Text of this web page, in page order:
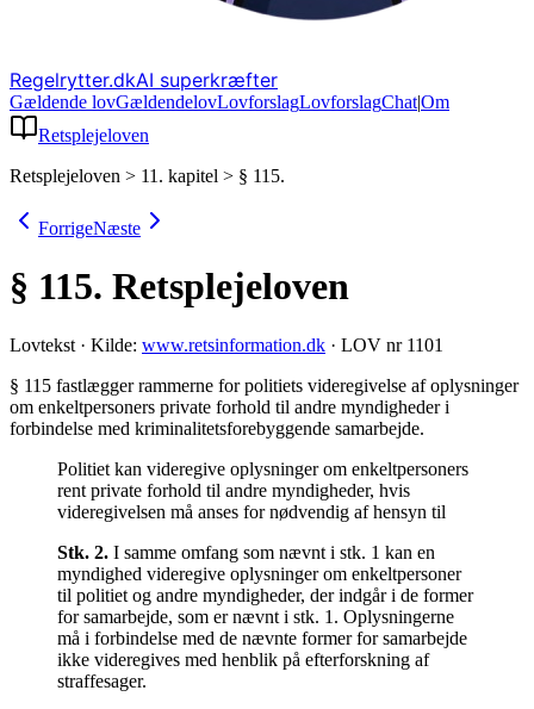
Regelrytter.dkAI superkræfter
Gældende lovGældendelovLovforslagLovforslagChat|Om
Retsplejeloven
Retsplejeloven > 11. kapitel > § 115.
ForrigeNæste
§ 115. Retsplejeloven
Lovtekst · Kilde: www.retsinformation.dk · LOV nr 1101
§ 115 fastlægger rammerne for politiets videregivelse af oplysninger
om enkeltpersoners private forhold til andre myndigheder i
forbindelse med kriminalitetsforebyggende samarbejde.
Politiet kan videregive oplysninger om enkeltpersoners
rent private forhold til andre myndigheder, hvis
videregivelsen må anses for nødvendig af hensyn til
Stk. 2. I samme omfang som nævnt i stk. 1 kan en
myndighed videregive oplysninger om enkeltpersoner
til politiet og andre myndigheder, der indgår i de former
for samarbejde, som er nævnt i stk. 1. Oplysningerne
må i forbindelse med de nævnte former for samarbejde
ikke videregives med henblik på efterforskning af
straffesager.